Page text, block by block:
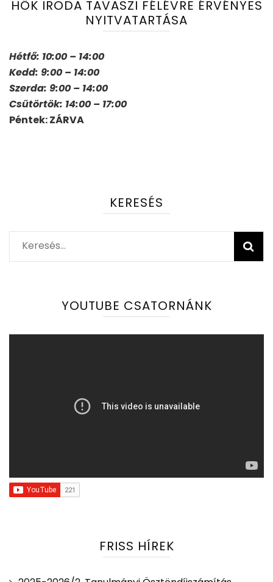
HÖK IRODA TAVASZI FÉLÉVRE ÉRVÉNYES
NYITVATARTÁSA
Hétfő: 10:00 – 14:00
Kedd: 9:00 – 14:00
Szerda: 9:00 – 14:00
Csütörtök: 14:00 – 17:00
Péntek: ZÁRVA
KERESÉS
Keresés:
YOUTUBE CSATORNÁNK
FRISS HÍREK